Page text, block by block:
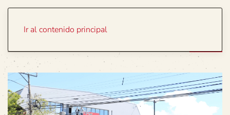
Ir al contenido principal